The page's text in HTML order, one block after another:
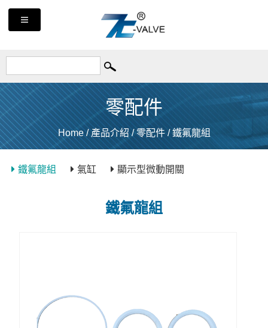
零配件
Home/產品介紹/零配件/鐵氟龍組
鐵氟龍組 氣缸 顯示型微動開關
鐵氟龍組